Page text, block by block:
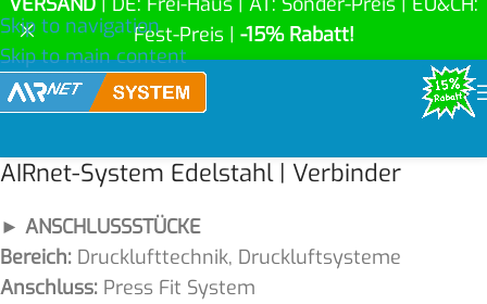
Skip to navigation
Skip to main content
Fest-Preis | -15% Rabatt!
AIRnet-System Edelstahl | Verbinder
► ANSCHLUSSSTÜCKE
Bereich: Drucklufttechnik, Druckluftsysteme
Anschluss: Press Fit System